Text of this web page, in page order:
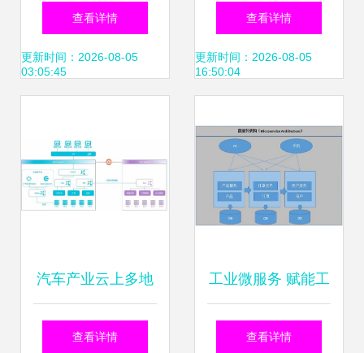
修公司运营管理信
息系统设计开发与
开题报告
查看详情
更新时间：2026-08-05
03:05:45
息系统运行及数据
维护管理办法（完
查看详情
更新时间：2026-08-05
16:50:04
汽车产业云上多地
域高可用消息系统
查看详情
工业微服务 赋能工
业APP高效开发与
查看详情